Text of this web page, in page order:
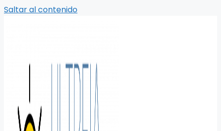
Saltar al contenido